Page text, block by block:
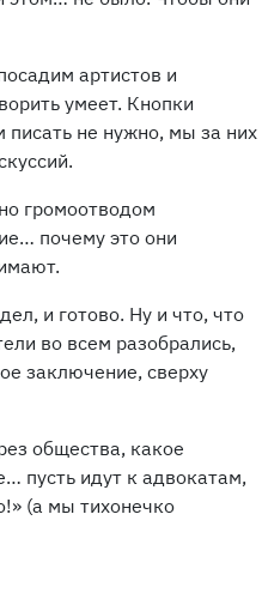
артистов и
умеет. Кнопки
писать не нужно, мы за них
громоотводом
почему это они
и готово. Ну и что, что
во всем разобрались,
заключение, сверху
общества, какое
пусть идут к адвокатам,
(а мы тихонечко